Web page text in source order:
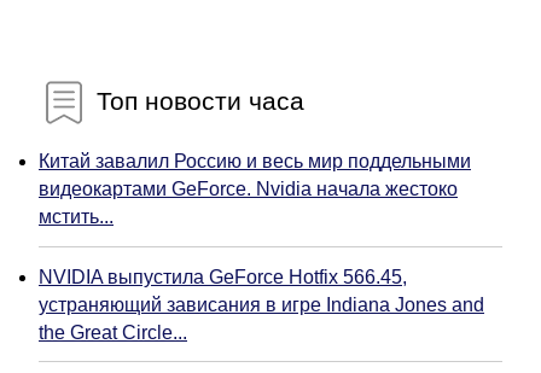
Топ новости часа
Китай завалил Россию и весь мир поддельными
видеокартами GeForce. Nvidia начала жестоко
мстить...
NVIDIA выпустила GeForce Hotfix 566.45,
устраняющий зависания в игре Indiana Jones and
the Great Circle...